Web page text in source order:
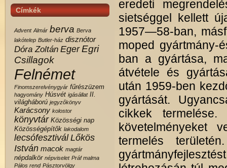
Címkék
Advent Almár berva Berva
lakótelep Butler-ház disznótor
Dóra Zoltán Eger Egri
Csillagok
Felnémet
Finomszerelvénygyár fűrészüzem
hagyomány Húsvét igásállat II.
világháború jegyzőkönyv
Karácsony kolostor
könyvtár Közösségi nap
Közösségépítők lakodalom
lecsófesztivál Lőkös
István macok magtár
népdalkör népviselet Práf malma
Pálos rend Pásztorvölgy
eredeti
sietséggel kellett
1957—58-ban,
moped gyártmány-
ban a gyártása,
átvétele és
után 1959-ben
gyártását.
cikkek
követelményeket
termelés